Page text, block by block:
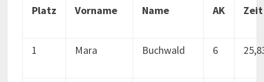
Platz Vorname Name AK Zeit
1 Mara Buchwald 6